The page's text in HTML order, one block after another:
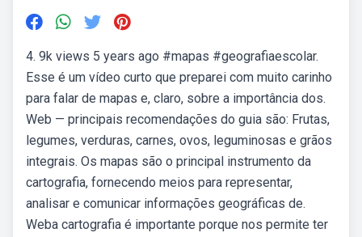
4. 9k views 5 years ago #mapas #geografiaescolar.
Esse é um vídeo curto que preparei com muito carinho
para falar de mapas e, claro, sobre a importância dos.
Web — principais recomendações do guia são: Frutas,
legumes, verduras, carnes, ovos, leguminosas e grãos
integrais. Os mapas são o principal instrumento da
cartografia, fornecendo meios para representar,
analisar e comunicar informações geográficas de.
Weba cartografia é importante porque nos permite ter